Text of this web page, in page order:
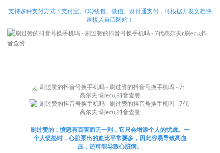
支持多种支付方式：支付宝、QQ钱包、微信、财付通支付，可根据开发文档快
速接入自己网站！
刷过赞的：愤怒有百害而无一利，它只会增添个人的忧虑。一
个人愤怒时，心脏泵出的血比平常要多，因此容易导致高血
压，还可能导致心脏病。